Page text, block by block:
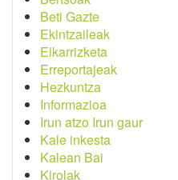
Beti Gazte
Ekintzaileak
Elkarrizketa
Erreportajeak
Hezkuntza
Informazioa
Irun atzo Irun gaur
Kale inkesta
Kalean Bai
Kirolak